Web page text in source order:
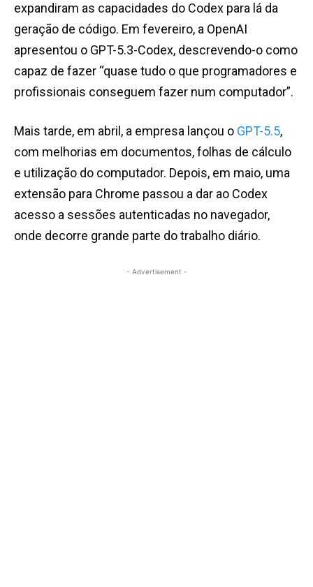
expandiram as capacidades do Codex para lá da
geração de código. Em fevereiro, a OpenAI
apresentou o GPT-5.3-Codex, descrevendo-o como
capaz de fazer “quase tudo o que programadores e
profissionais conseguem fazer num computador”.
Mais tarde, em abril, a empresa lançou o GPT-5.5,
com melhorias em documentos, folhas de cálculo
e utilização do computador. Depois, em maio, uma
extensão para Chrome passou a dar ao Codex
acesso a sessões autenticadas no navegador,
onde decorre grande parte do trabalho diário.
- Advertisement -